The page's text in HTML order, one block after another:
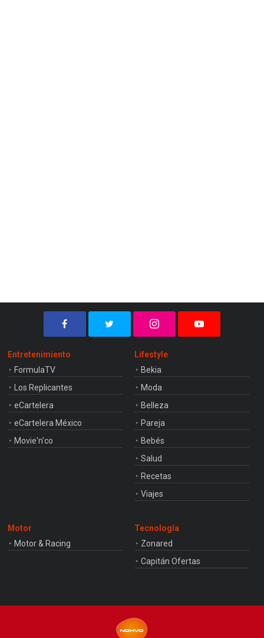
Entretenimiento
FormulaTV
Los Replicantes
eCartelera
eCartelera México
Movie'n'co
Lifestyle
Bekia
Moda
Belleza
Pareja
Bebés
Salud
Recetas
Viajes
Motor
Motor & Racing
Tecnología
Zonared
Capitán Ofertas